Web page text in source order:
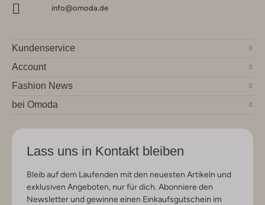
info@omoda.de
Kundenservice
Account
Fashion News
bei Omoda
Lass uns in Kontakt bleiben
Bleib auf dem Laufenden mit den neuesten Artikeln und
exklusiven Angeboten, nur für dich. Abonniere den
Newsletter und gewinne einen Einkaufsgutschein im